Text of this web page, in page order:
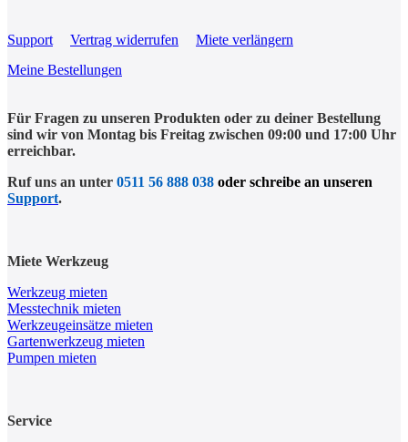
Support Vertrag widerrufen
Miete verlängern
Meine Bestellungen
Für Fragen zu unseren Produkten oder zu deiner Bestellung
sind wir von Montag bis Freitag zwischen 09:00 und 17:00 Uhr
erreichbar.
Ruf uns an unter 0511 56 888 038 oder schreibe an unseren
Support.
Miete Werkzeug
Werkzeug mieten
Messtechnik mieten
Werkzeugeinsätze mieten
Gartenwerkzeug mieten
Pumpen mieten
Service